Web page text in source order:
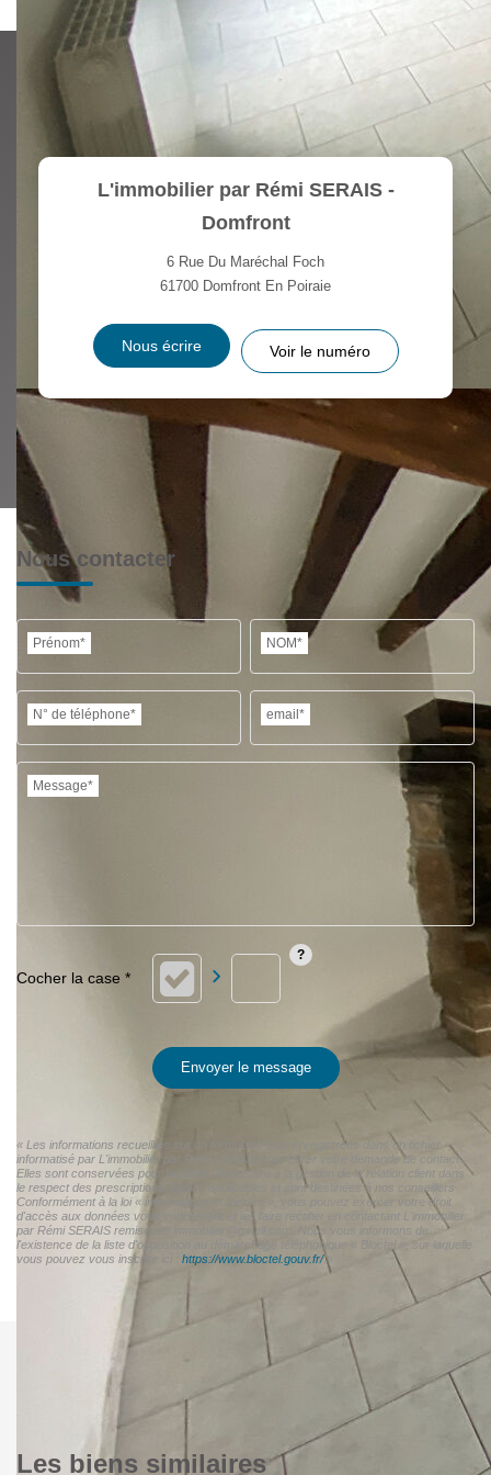
L'immobilier par Rémi SERAIS -
Domfront
6 Rue Du Maréchal Foch
61700 Domfront En Poiraie
Nous écrire Voir le numéro
Nous contacter
Prénom* NOM*
N° de téléphone* email*
Message*
Envoyer le message
« Les informations recueillies sur ce formulaire sont enregistrées dans un fichier
informatisé par L'immobilier par Rémi SERAIS pour gérer votre demande de contact.
Elles sont conservées pour la durée nécessaire à la gestion de la relation client dans
le respect des prescriptions légales applicables et sont destinées à nos conseillers
Conformément à la loi « informatique et libertés », vous pouvez exercer votre droit
d'accès aux données vous concernant et les faire rectifier en contactant L'immobilier
par Rémi SERAIS remiserais.immobilier@gmail.com. Nous vous informons de
l'existence de la liste d'opposition au démarchage téléphonique « Bloctel », sur laquelle
vous pouvez vous inscrire ici : https://www.bloctel.gouv.fr/»
Les biens similaires